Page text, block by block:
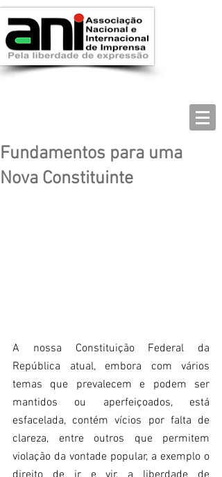
Fundamentos para uma
Nova Constituinte
A nossa Constituição Federal da
República atual, embora com vários
temas que prevalecem e podem ser
mantidos ou aperfeiçoados, está
esfacelada, contém vícios por falta de
clareza, entre outros que permitem
violação da vontade popular, a exemplo o